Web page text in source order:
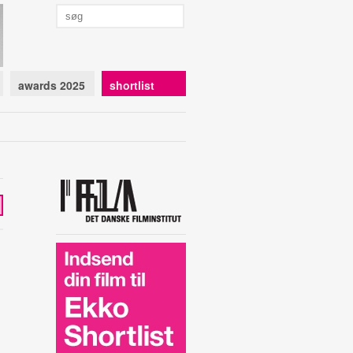
awards 2025 shortlist